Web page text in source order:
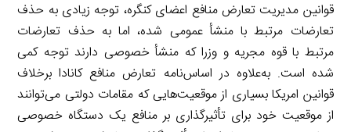
قوانین مدیریت تعارض منافع اعضای کنگره، توجه زیادی به حذف
تعارضات مرتبط با منشأ عمومی شده، اما به حذف تعارضات
مرتبط با قوه مجریه و وزرا که منشأ خصوصی دارند توجه کمی
شده است. به‌علاوه در اساس‌نامه تعارض منافع کانادا برخلاف
قوانین امریکا بسیاری از موقعیت‌هایی که مقامات دولتی می‌توانند
از موقعیت خود برای تأثیرگذاری بر منافع یک دستگاه خصوصی